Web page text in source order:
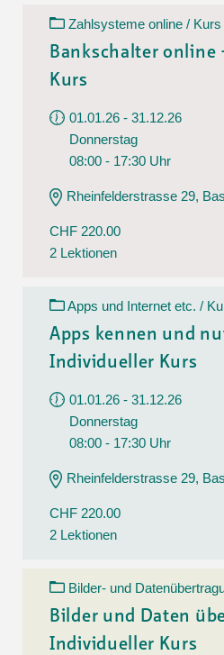
Zahlsysteme online / Kurs
Bankschalter online
Kurs
01.01.26 - 31.12.26
Donnerstag
08:00 - 17:30 Uhr
Rheinfelderstrasse 29,
CHF 220.00
2 Lektionen
Apps und Internet etc. /
Apps kennen und
Individueller Kurs
01.01.26 - 31.12.26
Donnerstag
08:00 - 17:30 Uhr
Rheinfelderstrasse 29,
CHF 220.00
2 Lektionen
Bilder- und
Bilder und Daten
Individueller Kurs